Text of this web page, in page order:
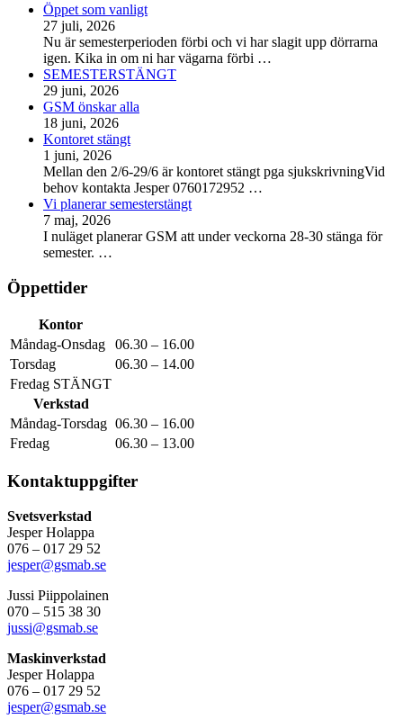
Öppet som vanligt
27 juli, 2026
Nu är semesterperioden förbi och vi har slagit upp dörrarna
igen. Kika in om ni har vägarna förbi …
SEMESTERSTÄNGT
29 juni, 2026
GSM önskar alla
18 juni, 2026
Kontoret stängt
1 juni, 2026
Mellan den 2/6-29/6 är kontoret stängt pga sjukskrivningVid
behov kontakta Jesper 0760172952 …
Vi planerar semesterstängt
7 maj, 2026
I nuläget planerar GSM att under veckorna 28-30 stänga för
semester. …
Öppettider
Kontor
Måndag-Onsdag
06.30 – 16.00
Torsdag
06.30 – 14.00
Fredag STÄNGT
Verkstad
Måndag-Torsdag 06.30 – 16.00
Fredag
06.30 – 13.00
Kontaktuppgifter
Svetsverkstad
Jesper Holappa
076 – 017 29 52
jesper@gsmab.se
Jussi Piippolainen
070 – 515 38 30
jussi@gsmab.se
Maskinverkstad
Jesper Holappa
076 – 017 29 52
jesper@gsmab.se